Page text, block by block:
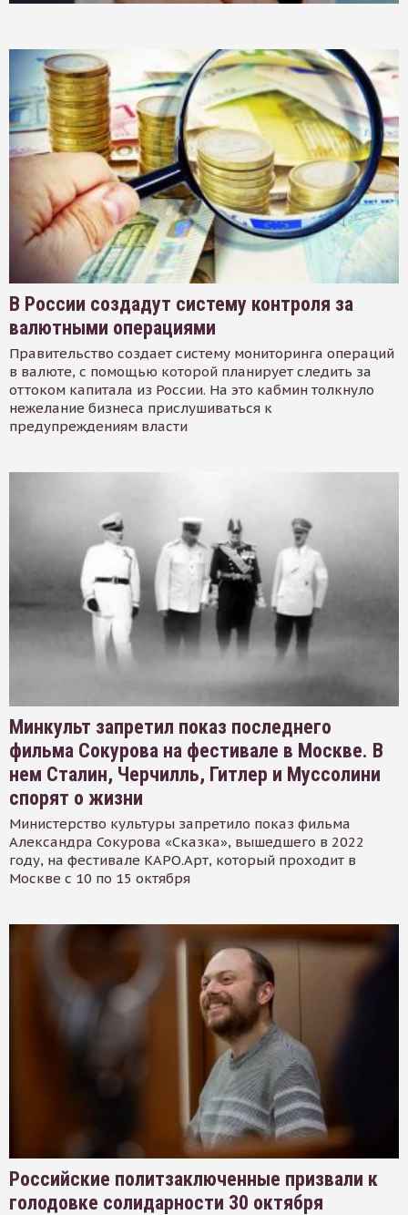
В России создадут систему контроля за
валютными операциями
Правительство создает систему мониторинга операций
в валюте, с помощью которой планирует следить за
оттоком капитала из России. На это кабмин толкнуло
нежелание бизнеса прислушиваться к
предупреждениям власти
Минкульт запретил показ последнего
фильма Сокурова на фестивале в Москве. В
нем Сталин, Черчилль, Гитлер и Муссолини
спорят о жизни
Министерство культуры запретило показ фильма
Александра Сокурова «Сказка», вышедшего в 2022
году, на фестивале КАРО.Арт, который проходит в
Москве с 10 по 15 октября
Российские политзаключенные призвали к
голодовке солидарности 30 октября